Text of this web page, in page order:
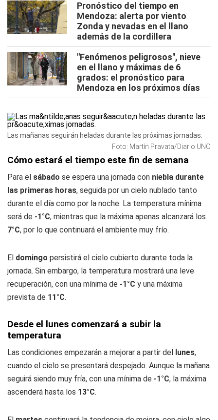
Pronóstico del tiempo en
Mendoza: alerta por viento
Zonda y nevadas en el llano
además de la cordillera
"Fenómenos peligrosos", nieve
en el llano y máximas de 6
grados: el pronóstico para
Mendoza en los próximos días
Las mañanas seguirán heladas durante las próximas jornadas.
Foto: Martín Pravata/Diario UNO
Cómo estará el tiempo este fin de semana
Para el sábado se espera una jornada con niebla durante
las primeras horas, seguida por un cielo nublado tanto
durante el día como por la noche. La temperatura mínima
será de -1°C, mientras que la máxima apenas alcanzará los
7°C, por lo que continuará el ambiente muy frío.
El domingo persistirá el cielo cubierto durante toda la
jornada. Sin embargo, la temperatura mostrará una leve
recuperación, con una mínima de -1°C y una máxima
prevista de 11°C.
Desde el lunes comenzará a subir la
temperatura
Las condiciones empezarán a mejorar a partir del lunes,
cuando el cielo se presentará despejado. Aunque la mañana
seguirá siendo muy fría, con una mínima de -1°C, la máxima
ascenderá hasta los 13°C.